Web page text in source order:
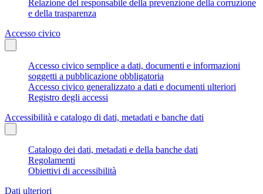
Relazione del responsabile della prevenzione della corruzione
e della trasparenza
Accesso civico
Accesso civico semplice a dati, documenti e informazioni
soggetti a pubblicazione obbligatoria
Accesso civico generalizzato a dati e documenti ulteriori
Registro degli accessi
Accessibilità e catalogo di dati, metadati e banche dati
Catalogo dei dati, metadati e della banche dati
Regolamenti
Obiettivi di accessibilità
Dati ulteriori